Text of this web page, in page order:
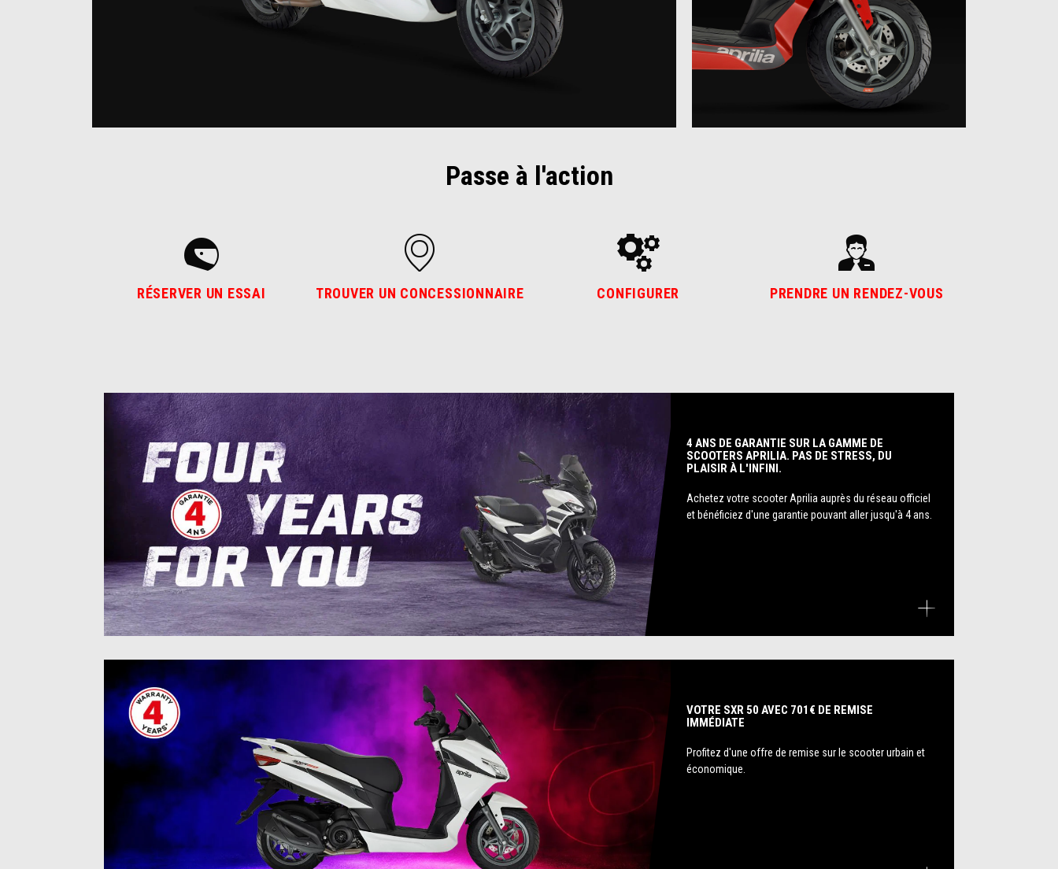
Passe à l'action
RÉSERVER UN ESSAI TROUVER UN CONCESSIONNAIRE CONFIGURER PRENDRE UN RENDEZ-VOUS
4 ANS DE GARANTIE SUR LA GAMME DE
SCOOTERS APRILIA. PAS DE STRESS, DU
PLAISIR À L'INFINI.
Achetez votre scooter Aprilia auprès du réseau officiel
et bénéficiez d'une garantie pouvant aller jusqu'à 4 ans.
VOTRE SXR 50 AVEC 701€ DE REMISE
IMMÉDIATE
Profitez d'une offre de remise sur le scooter urbain et
économique.